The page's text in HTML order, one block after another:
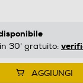
30' gratuito:
AGGIUNGI